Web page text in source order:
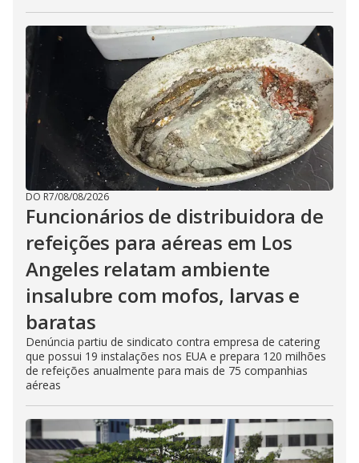
DO R7/08/08/2026
Funcionários de distribuidora de
refeições para aéreas em Los
Angeles relatam ambiente
insalubre com mofos, larvas e
baratas
Denúncia partiu de sindicato contra empresa de catering
que possui 19 instalações nos EUA e prepara 120 milhões
de refeições anualmente para mais de 75 companhias
aéreas